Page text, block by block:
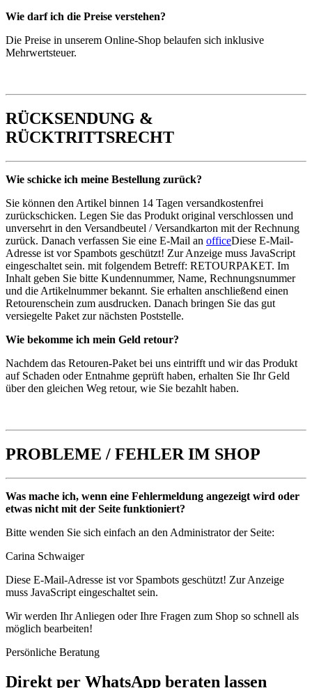
Wie darf ich die Preise verstehen?
Die Preise in unserem Online-Shop belaufen sich inklusive
Mehrwertsteuer.
RÜCKSENDUNG &
RÜCKTRITTSRECHT
Wie schicke ich meine Bestellung zurück?
Sie können den Artikel binnen 14 Tagen versandkostenfrei
zurückschicken. Legen Sie das Produkt original verschlossen und
unversehrt in den Versandbeutel / Versandkarton mit der Rechnung
zurück. Danach verfassen Sie eine E-Mail an officeDiese E-Mail-
Adresse ist vor Spambots geschützt! Zur Anzeige muss JavaScript
eingeschaltet sein. mit folgendem Betreff: RETOURPAKET. Im
Inhalt geben Sie bitte Kundennummer, Name, Rechnungsnummer
und die Artikelnummer bekannt. Sie erhalten anschließend einen
Retourenschein zum ausdrucken. Danach bringen Sie das gut
versiegelte Paket zur nächsten Poststelle.
Wie bekomme ich mein Geld retour?
Nachdem das Retouren-Paket bei uns eintrifft und wir das Produkt
auf Schaden oder Entnahme geprüft haben, erhalten Sie Ihr Geld
über den gleichen Weg retour, wie Sie bezahlt haben.
PROBLEME / FEHLER IM SHOP
Was mache ich, wenn eine Fehlermeldung angezeigt wird oder
etwas nicht mit der Seite funktioniert?
Bitte wenden Sie sich einfach an den Administrator der Seite:
Carina Schwaiger
Diese E-Mail-Adresse ist vor Spambots geschützt! Zur Anzeige
muss JavaScript eingeschaltet sein.
Wir werden Ihr Anliegen oder Ihre Fragen zum Shop so schnell als
möglich bearbeiten!
Persönliche Beratung
Direkt per WhatsApp beraten lassen